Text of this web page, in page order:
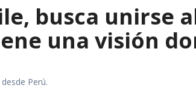
busca unirse
una visión
Perú.